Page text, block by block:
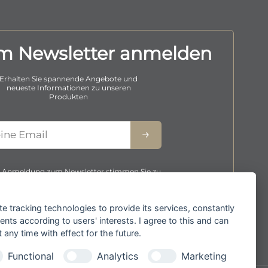
Newsletter anmelden
Erhalten Sie spannende Angebote und
neueste Informationen zu unseren
Produkten
Anmeldung zum Newsletter stimmen Sie zu,
Sicher bezahlen mit
tracking technologies to provide its services, constantly
according to users' interests. I agree to this and can
any time with effect for the future.
Functional Analytics Marketing